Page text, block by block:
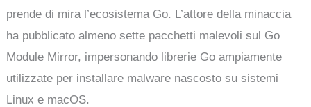
prende di mira l’ecosistema Go. L’attore della minaccia
ha pubblicato almeno sette pacchetti malevoli sul Go
Module Mirror, impersonando librerie Go ampiamente
utilizzate per installare malware nascosto su sistemi
Linux e macOS.